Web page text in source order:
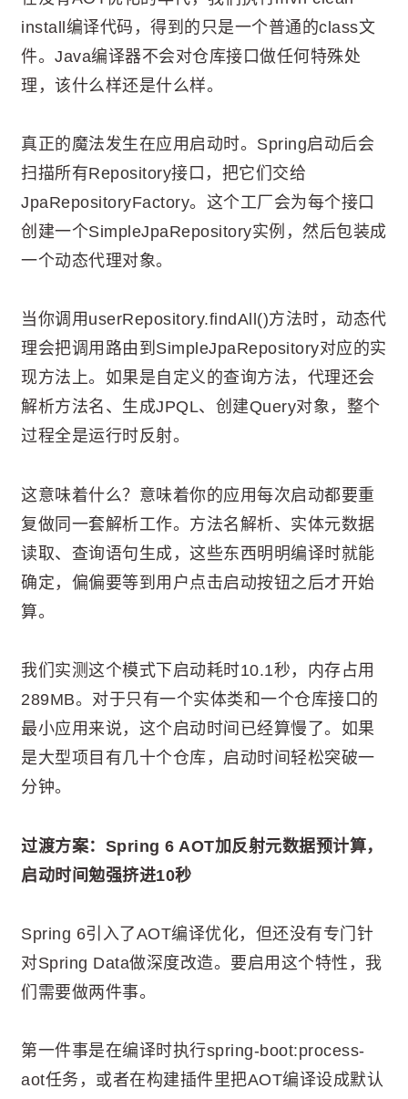
install编译代码，得到的只是一个普通的class文
件。Java编译器不会对仓库接口做任何特殊处
理，该什么样还是什么样。
真正的魔法发生在应用启动时。Spring启动后会
扫描所有Repository接口，把它们交给
JpaRepositoryFactory。这个工厂会为每个接口
创建一个SimpleJpaRepository实例，然后包装成
一个动态代理对象。
当你调用userRepository.findAll()方法时，动态代
理会把调用路由到SimpleJpaRepository对应的实
现方法上。如果是自定义的查询方法，代理还会
解析方法名、生成JPQL、创建Query对象，整个
过程全是运行时反射。
这意味着什么？意味着你的应用每次启动都要重
复做同一套解析工作。方法名解析、实体元数据
读取、查询语句生成，这些东西明明编译时就能
确定，偏偏要等到用户点击启动按钮之后才开始
算。
我们实测这个模式下启动耗时10.1秒，内存占用
289MB。对于只有一个实体类和一个仓库接口的
最小应用来说，这个启动时间已经算慢了。如果
是大型项目有几十个仓库，启动时间轻松突破一
分钟。
过渡方案：Spring 6 AOT加反射元数据预计算，
启动时间勉强挤进10秒
Spring 6引入了AOT编译优化，但还没有专门针
对Spring Data做深度改造。要启用这个特性，我
们需要做两件事。
第一件事是在编译时执行spring-boot:process-
aot任务，或者在构建插件里把AOT编译设成默认